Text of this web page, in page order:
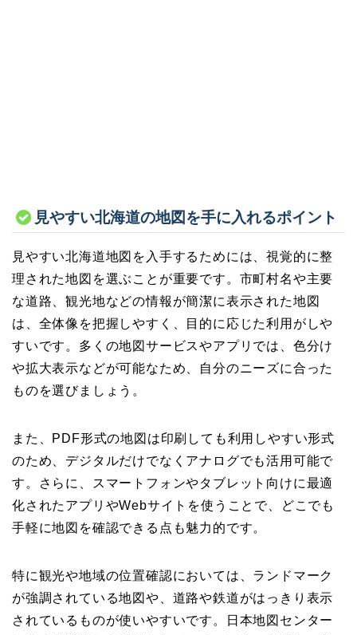
見やすい北海道の地図を手に入れるポイント
見やすい北海道地図を入手するためには、視覚的に整
理された地図を選ぶことが重要です。市町村名や主要
な道路、観光地などの情報が簡潔に表示された地図
は、全体像を把握しやすく、目的に応じた利用がしや
すいです。多くの地図サービスやアプリでは、色分け
や拡大表示などが可能なため、自分のニーズに合った
ものを選びましょう。
また、PDF形式の地図は印刷しても利用しやすい形式
のため、デジタルだけでなくアナログでも活用可能で
す。さらに、スマートフォンやタブレット向けに最適
化されたアプリやWebサイトを使うことで、どこでも
手軽に地図を確認できる点も魅力的です。
特に観光や地域の位置確認においては、ランドマーク
が強調されている地図や、道路や鉄道がはっきり表示
されているものが使いやすいです。日本地図センター